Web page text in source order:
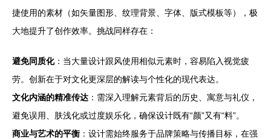
捷使用的素材（如矢量图形、纹理背景、字体、版式模板等），极
大地提升了创作效率。挑战同样存在：
避免同质化：当大量设计跟风使用相似元素时，容易陷入视觉疲
劳。创新在于对文化更深层的解读与个性化的现代表达。
文化内涵的精准传达 ：需深入理解元素背后的历史、寓意与礼仪，
避免误用、肤浅化或过度娱乐化，确保设计既有“颜”又有“料”。
商业与艺术的平衡 ：设计需始终服务于品牌策略与传播目标，在强